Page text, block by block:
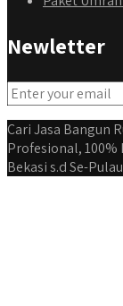
Newletter
Cari Jasa Bangun
Profesional,
Bekasi s.d Se-